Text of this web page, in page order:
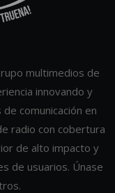
multimedios de
innovando y
comunicación en
radio con cobertura
de alto impacto y
de usuarios. Únase